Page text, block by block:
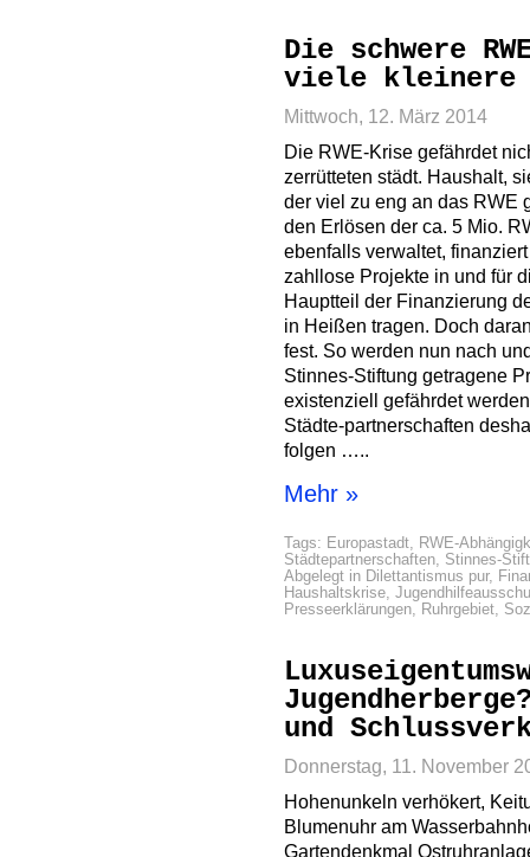
Die schwere
viele kleinere
Mittwoch, 12. März 2014
Die RWE-Krise gefährdet
zerrütteten städt. Haushalt,
der viel zu eng an das RWE
den Erlösen der ca. 5 Mio.
ebenfalls verwaltet,
zahllose Projekte in und für
Hauptteil der Finanzierung
in Heißen tragen. Doch
fest. So werden nun nach
Stinnes-Stiftung getragene
existenziell gefährdet
Städte-partnerschaften
folgen …..
Mehr »
Tags: Europastadt, RWE-
Städtepartnerschaften, Stinnes-
Abgelegt in Dilettantismus pur,
Haushaltskrise,
Presseerklärungen, Ruhrgebiet,
und
Donnerstag, 11. November
Hohenunkeln verhökert,
Blumenuhr am
Gartendenkmal